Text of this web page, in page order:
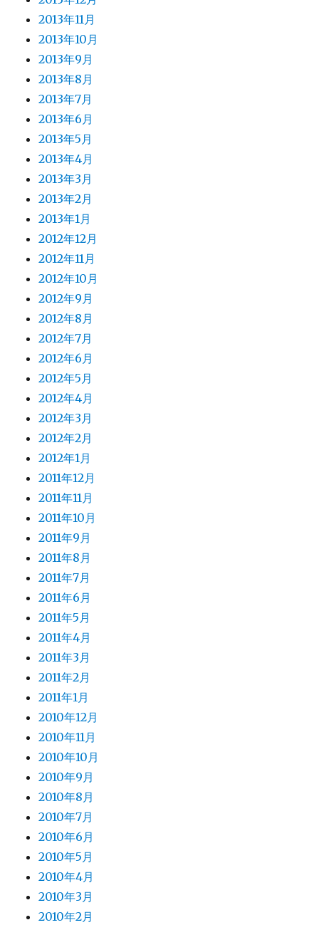
2013年11月
2013年10月
2013年9月
2013年8月
2013年7月
2013年6月
2013年5月
2013年4月
2013年3月
2013年2月
2013年1月
2012年12月
2012年11月
2012年10月
2012年9月
2012年8月
2012年7月
2012年6月
2012年5月
2012年4月
2012年3月
2012年2月
2012年1月
2011年12月
2011年11月
2011年10月
2011年9月
2011年8月
2011年7月
2011年6月
2011年5月
2011年4月
2011年3月
2011年2月
2011年1月
2010年12月
2010年11月
2010年10月
2010年9月
2010年8月
2010年7月
2010年6月
2010年5月
2010年4月
2010年3月
2010年2月